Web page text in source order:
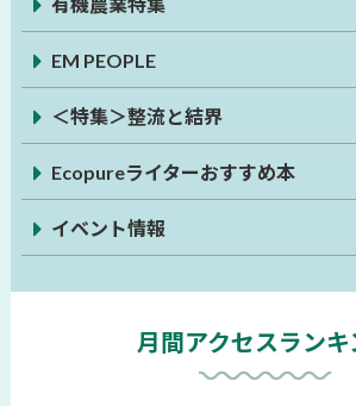
EM PEOPLE
＜特集＞整流と結界
Ecopureライターおすすめ本
イベント情報
月間アクセスランキ